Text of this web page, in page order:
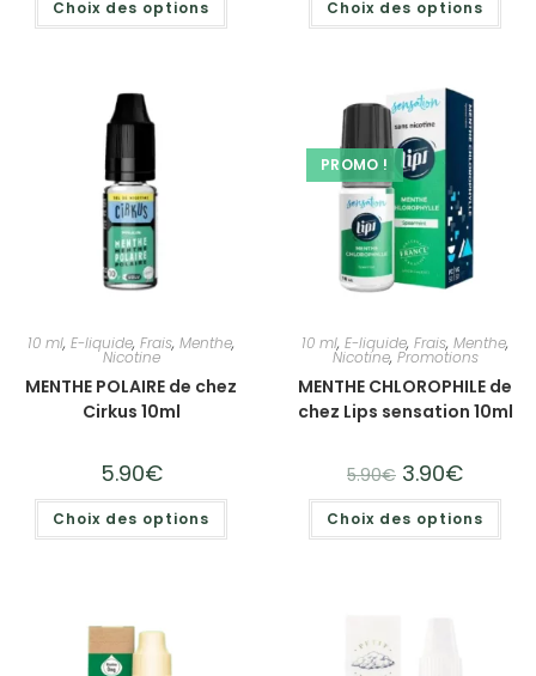
Choix des options Choix des options
10 ml, E-liquide, Frais, Menthe,
Nicotine
MENTHE POLAIRE de chez
Cirkus 10ml
5.90€
Choix des options
PROMO !
10 ml, E-liquide, Frais, Menthe,
Nicotine, Promotions
MENTHE CHLOROPHILE de
chez Lips sensation 10ml
5.90€ 3.90€
Choix des options